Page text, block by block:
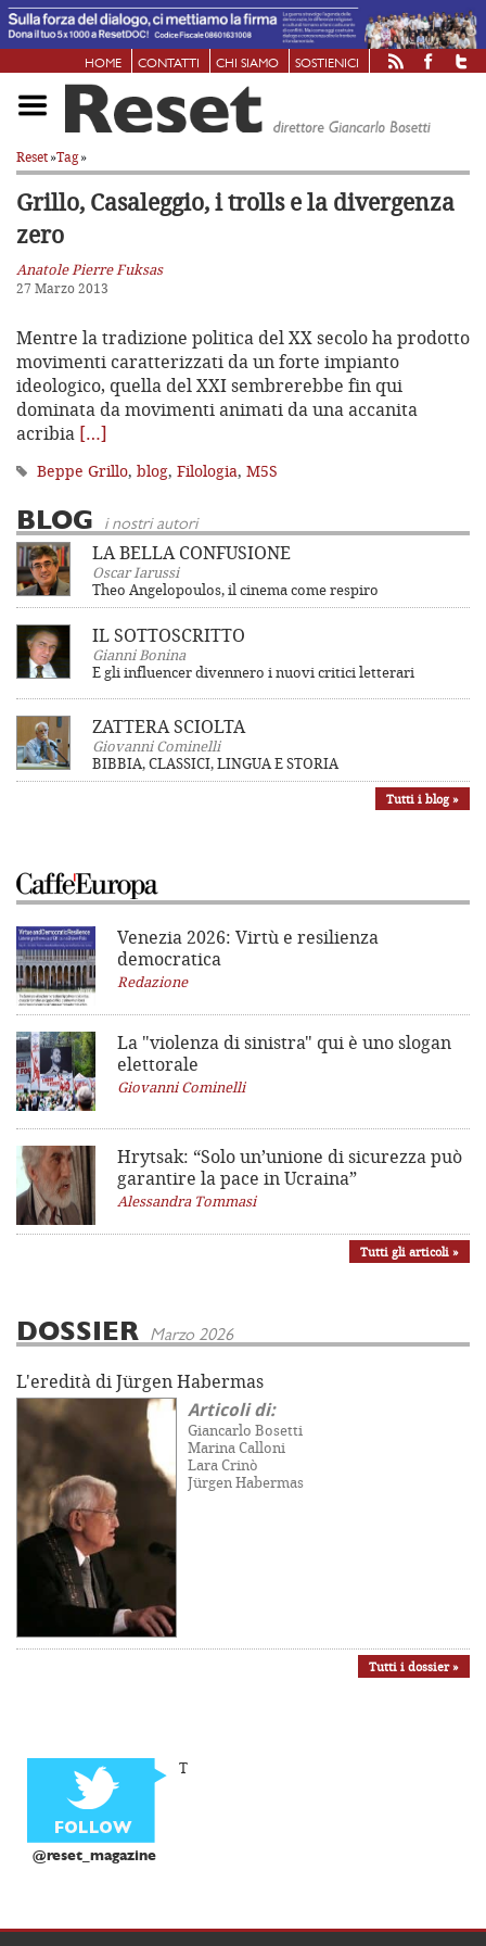
HOME CONTATTI CHI SIAMO SOSTIENICI
Reset»Tag»
Grillo, Casaleggio, i trollse la divergenza
zero
Anatole Pierre Fuksas
27 Marzo 2013
Mentre la tradizione politica del XX secolo ha prodotto
movimenti caratterizzati da un forte impianto
ideologico, quella del XXI sembrerebbe fin qui
dominata da movimenti animati da una accanita
acribia […]
Beppe Grillo, blog, Filologia, M5S
BLOG i nostri autori
LA BELLA CONFUSIONE
Oscar Iarussi
Theo Angelopoulos, il cinema come respiro
IL SOTTOSCRITTO
Gianni Bonina
E gli influencer divennero i nuovi critici letterari
ZATTERA SCIOLTA
Giovanni Cominelli
BIBBIA, CLASSICI, LINGUA E STORIA
Tutti i blog »
Venezia 2026: Virtù e resilienza
democratica
Redazione
La "violenza di sinistra" qui è uno slogan
elettorale
Giovanni Cominelli
Hrytsak: “Solo un’unione di sicurezza può
garantire la pace in Ucraina”
Alessandra Tommasi
Tutti gli articoli »
DOSSIER Marzo 2026
L'eredità di Jürgen Habermas
Articoli di:
Giancarlo Bosetti
Marina Calloni
Lara Crinò
Jürgen Habermas
Tutti i dossier »
@reset_magazine
T